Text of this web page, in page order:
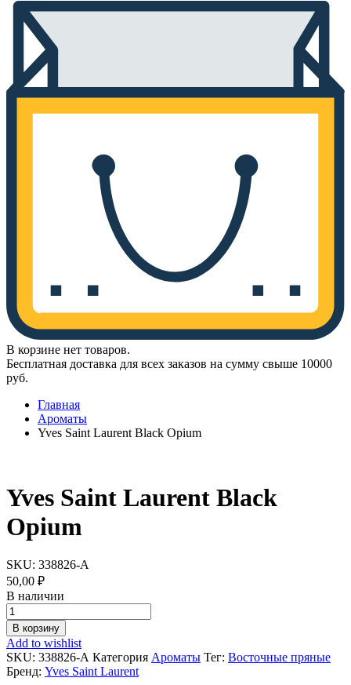
В корзине нет товаров.
Бесплатная доставка для всех заказов на сумму свыше 10000
руб.
Главная
Ароматы
Yves Saint Laurent Black Opium
Yves Saint Laurent Black
Opium
SKU: 338826-А
50,00 ₽
В наличии
Yves
Saint
Laurent
Black
Opium
quantity
В корзину
Add to wishlist
SKU: 338826-А Категория Ароматы Тег: Восточные пряные
Бренд: Yves Saint Laurent